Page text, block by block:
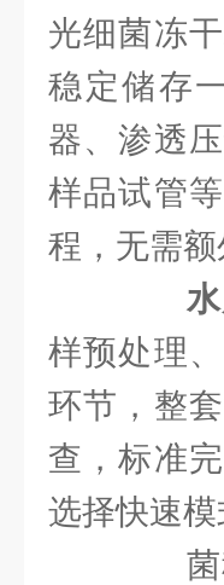
光细菌冻
稳定储存
器、渗透
样品试管
程，无需
样预处理
环节，整
查，标准
选择快速模
菌种